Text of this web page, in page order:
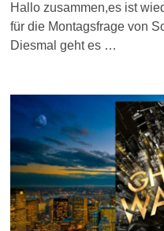
Hallo zusammen,es ist
für die Montagsfrage von
Diesmal geht es …